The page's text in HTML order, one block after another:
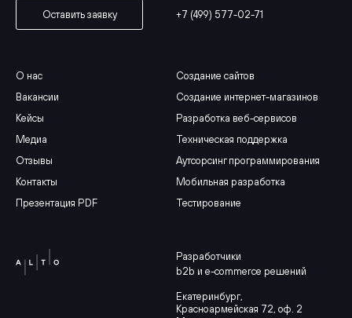
Разработчики
b2b и e-commerce решений
Екатеринбург,
Красноармейская 72, оф. 2
Оставить заявку +7 (499) 577-02-71
О нас
Вакансии
Кейсы
Медиа
Отзывы
Контакты
Презентация PDF
Создание сайтов
Создание интернет-магазинов
Разработка веб-сервисов
Техническая поддержка
Аутсорсинг программирования
Мобильная разработка
Тестирование